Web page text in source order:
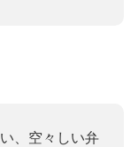
、空々しい弁